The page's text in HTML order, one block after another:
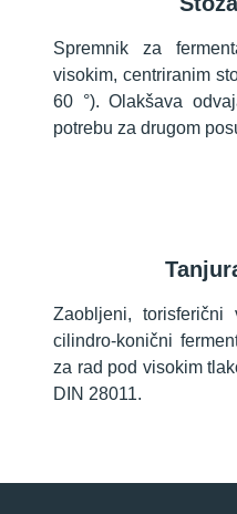
Spremnik za
visokim, centriranim
60 °). Olakšava
potrebu za drugom
Zaobljeni,
cilindro-konični
za rad pod visokim
DIN 28011.